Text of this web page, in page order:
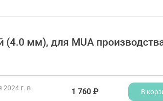
мм), для MUA
2024 г. в
1 760 ₽ В